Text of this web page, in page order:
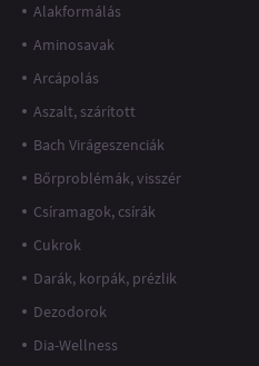
Alakformálás
Aminosavak
Arcápolás
Aszalt, szárított
Bach Virágeszenciák
Bőrproblémák, visszér
Csíramagok, csírák
Cukrok
Darák, korpák, prézlik
Dezodorok
Dia-Wellness